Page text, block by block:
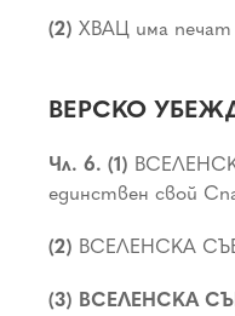
(2) ХВАЦ има печат
ВЕРСКО
Чл. 6. (1)
единствен свой
(2) ВСЕЛЕНСКА
(3) ВСЕЛЕНСКА